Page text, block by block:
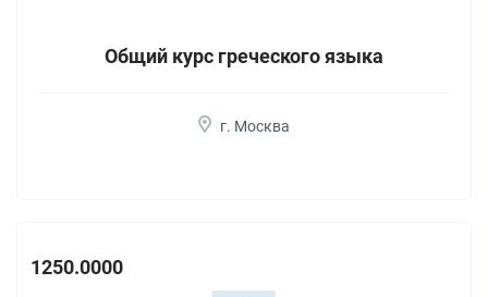
Общий курс греческого языка
г. Москва
1250.0000